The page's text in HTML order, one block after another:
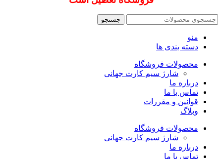
جستجو
منو
دسته بندی ها
محصولات فروشگاه
شارژ سیم کارت جهانی
درباره ما
تماس با ما
قوانین و مقررات
وبلاگ
محصولات فروشگاه
شارژ سیم کارت جهانی
درباره ما
تماس با ما